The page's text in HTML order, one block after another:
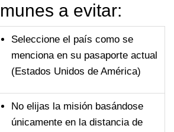
a evitar:
Seleccione el país como se
menciona en su pasaporte actual
(Estados Unidos de América)
No elijas la misión basándose
únicamente en la distancia de